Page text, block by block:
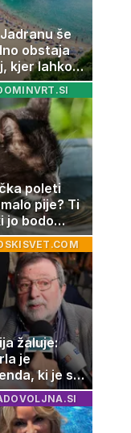
še
obstaja
kjer lahko
že od
evrov, kosilo
evrov
poleti
pije? Ti
jo bodo
da
več vode
žaluje:
je
ki je s
pesmimi